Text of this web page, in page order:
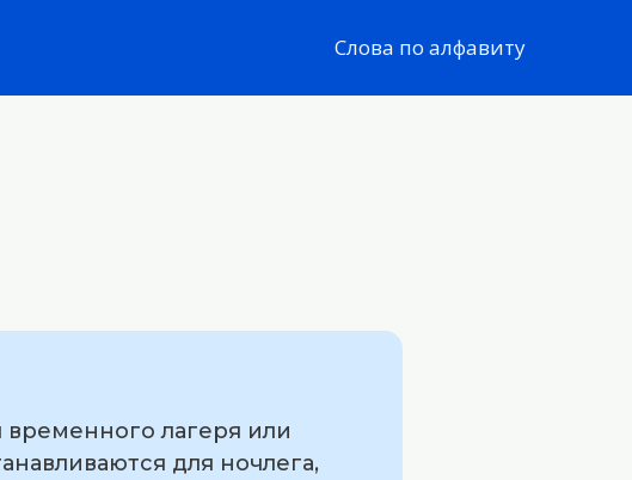
Слова по алфавиту
лагеря или
для ночлега,